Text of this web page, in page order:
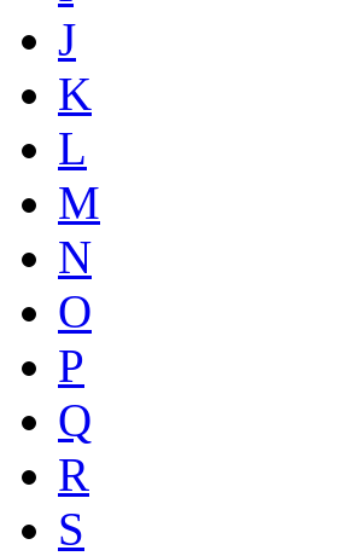
J
K
L
M
N
O
P
Q
R
S